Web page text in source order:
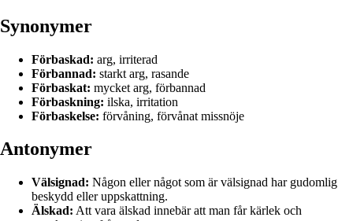
Synonymer
Förbaskad: arg, irriterad
Förbannad: starkt arg, rasande
Förbaskat: mycket arg, förbannad
Förbaskning: ilska, irritation
Förbaskelse: förvåning, förvånat missnöje
Antonymer
Välsignad: Någon eller något som är välsignad har gudomlig
beskydd eller uppskattning.
Älskad: Att vara älskad innebär att man får kärlek och